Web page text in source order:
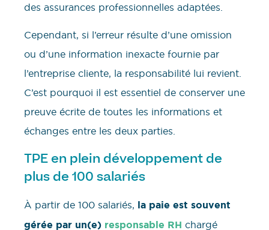
des assurances professionnelles adaptées.
Cependant, si l’erreur résulte d’une omission
ou d’une information inexacte fournie par
l’entreprise cliente, la responsabilité lui revient.
C’est pourquoi il est essentiel de conserver une
preuve écrite de toutes les informations et
échanges entre les deux parties.
TPE en plein développement de
plus de 100 salariés
À partir de 100 salariés, la paie est souvent
gérée par un(e) responsable RH chargé